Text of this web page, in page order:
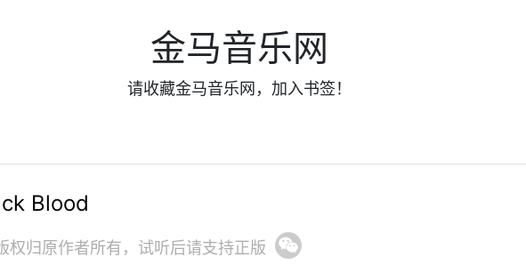
金马音乐网
请收藏金马音乐网，加入书签！
Blood
权归原作者所有，试听后请支持正版